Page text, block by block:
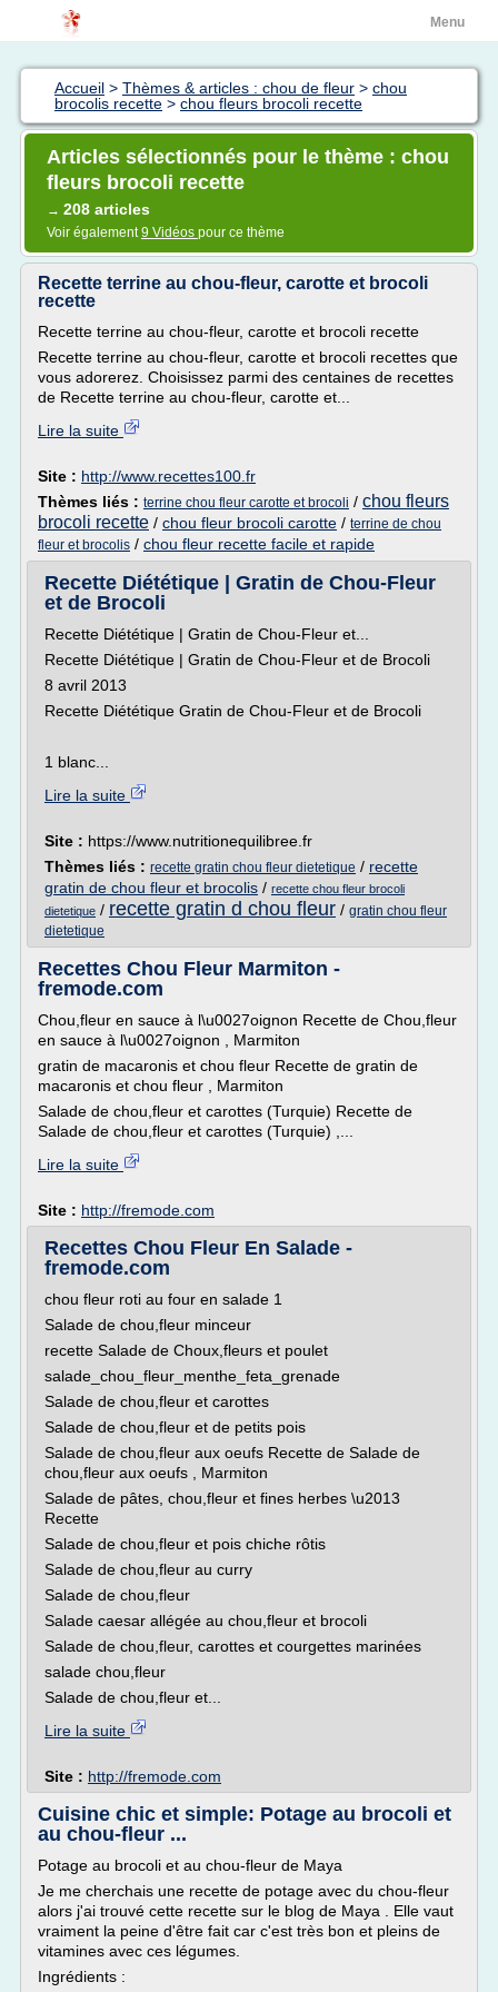
Menu
Accueil > Thèmes & articles : chou de fleur > chou
brocolis recette > chou fleurs brocoli recette
Articles sélectionnés pour le thème : chou
fleurs brocoli recette
→ 208 articles
Voir également9 Vidéos pour ce thème
Recette terrine au chou-fleur, carotte et brocoli
recette
Recette terrine au chou-fleur, carotte et brocoli recette
Recette terrine au chou-fleur, carotte et brocoli recettes que
vous adorerez. Choisissez parmi des centaines de recettes
de Recette terrine au chou-fleur, carotte et...
Lire la suite
Site : http://www.recettes100.fr
Thèmes liés : terrine chou fleur carotte et brocoli / chou fleurs
brocoli recette / chou fleur brocoli carotte / terrine de chou
fleur et brocolis / chou fleur recette facile et rapide
Recette Diététique | Gratin de Chou-Fleur
et de Brocoli
Recette Diététique | Gratin de Chou-Fleur et...
Recette Diététique | Gratin de Chou-Fleur et de Brocoli
8 avril 2013
Recette Diététique Gratin de Chou-Fleur et de Brocoli
1 blanc...
Lire la suite
Site : https://www.nutritionequilibree.fr
Thèmes liés : recette gratin chou fleur dietetique / recette
gratin de chou fleur et brocolis / recette chou fleur brocoli
dietetique / recette gratin d chou fleur / gratin chou fleur
dietetique
Recettes Chou Fleur Marmiton -
fremode.com
Chou,fleur en sauce à l\u0027oignon Recette de Chou,fleur
en sauce à l\u0027oignon , Marmiton
gratin de macaronis et chou fleur Recette de gratin de
macaronis et chou fleur , Marmiton
Salade de chou,fleur et carottes (Turquie) Recette de
Salade de chou,fleur et carottes (Turquie) ,...
Lire la suite
Site : http://fremode.com
Recettes Chou Fleur En Salade -
fremode.com
chou fleur roti au four en salade 1
Salade de chou,fleur minceur
recette Salade de Choux,fleurs et poulet
salade_chou_fleur_menthe_feta_grenade
Salade de chou,fleur et carottes
Salade de chou,fleur et de petits pois
Salade de chou,fleur aux oeufs Recette de Salade de
chou,fleur aux oeufs , Marmiton
Salade de pâtes, chou,fleur et fines herbes \u2013
Recette
Salade de chou,fleur et pois chiche rôtis
Salade de chou,fleur au curry
Salade de chou,fleur
Salade caesar allégée au chou,fleur et brocoli
Salade de chou,fleur, carottes et courgettes marinées
salade chou,fleur
Salade de chou,fleur et...
Lire la suite
Site : http://fremode.com
Cuisine chic et simple: Potage au brocoli et
au chou-fleur ...
Potage au brocoli et au chou-fleur de Maya
Je me cherchais une recette de potage avec du chou-fleur
alors j'ai trouvé cette recette sur le blog de Maya . Elle vaut
vraiment la peine d'être fait car c'est très bon et pleins de
vitamines avec ces légumes.
Ingrédients :